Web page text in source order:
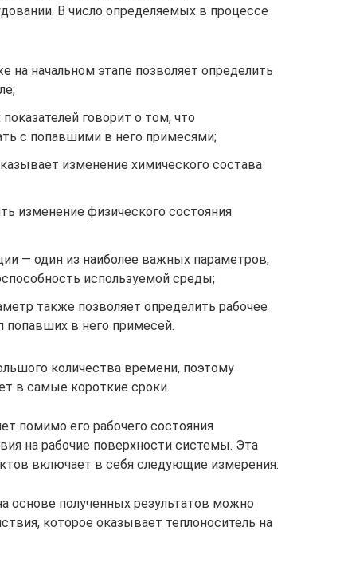
В число определяемых в процессе
начальном этапе позволяет определить
говорит о том, что
с попавшими в него примесями;
изменение химического состава
изменение физического состояния
— один из наиболее важных параметров,
используемой среды;
также позволяет определить рабочее
попавших в него примесей.
количества времени, поэтому
в самые короткие сроки.
помимо его рабочего состояния
на рабочие поверхности системы. Эта
включает в себя следующие измерения:
основе полученных результатов можно
которое оказывает теплоноситель на